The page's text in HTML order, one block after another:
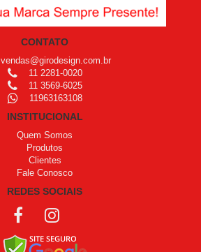
CONTATO
vendas@girodesign.com.br
11 2281-0020
11 3569-6025
11963163108
INSTITUCIONAL
Quem Somos
Produtos
Clientes
Fale Conosco
REDES SOCIAIS